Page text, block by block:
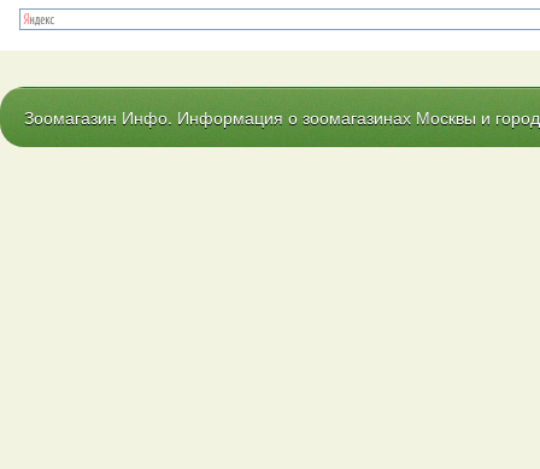
Зоомагазин Инфо. Информация о зоомагазинах Москвы и